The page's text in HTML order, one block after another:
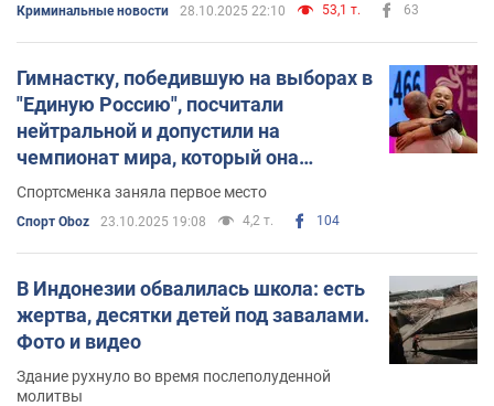
Криминальные новости 28.10.2025 22:10 53,1 т. 63
Гимнастку, победившую на выборах в
"Единую Россию", посчитали
нейтральной и допустили на
чемпионат мира, который она
выиграла
Спортсменка заняла первое место
Спорт Oboz 23.10.2025 19:08 4,2 т. 104
В Индонезии обвалилась школа: есть
жертва, десятки детей под завалами.
Фото и видео
Здание рухнуло во время послеполуденной
молитвы